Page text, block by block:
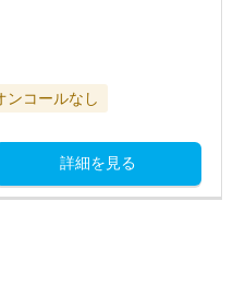
ンコールなし
詳細を見る